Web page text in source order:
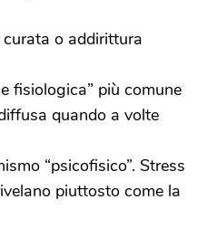
o addirittura
fisiologica” più comune
quando a volte
“psicofisico”. Stress
piuttosto come la